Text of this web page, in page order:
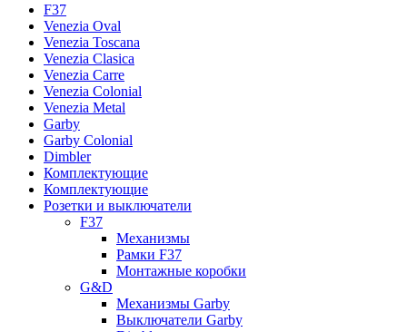
F37
Venezia Oval
Venezia Toscana
Venezia Clasica
Venezia Carre
Venezia Colonial
Venezia Metal
Garby
Garby Colonial
Dimbler
Комплектующие
Комплектующие
Розетки и выключатели
F37
Механизмы
Рамки F37
Монтажные коробки
G&D
Механизмы Garby
Выключатели Garby